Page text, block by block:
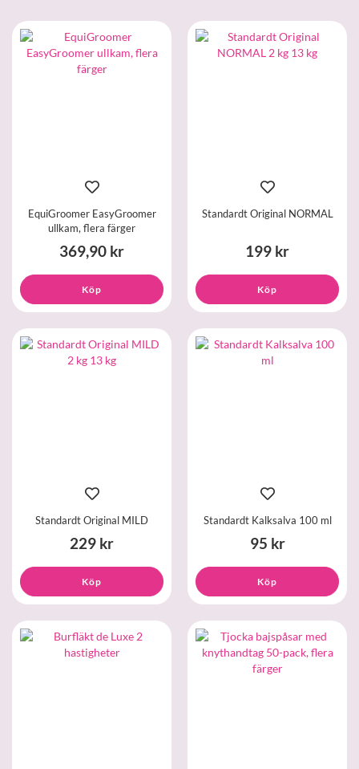
EquiGroomer EasyGroomer
ullkam, flera färger
369,90 kr
Köp
Standardt Original NORMAL
199 kr
Köp
Standardt Original MILD
229 kr
Köp
Standardt Kalksalva 100 ml
95 kr
Köp